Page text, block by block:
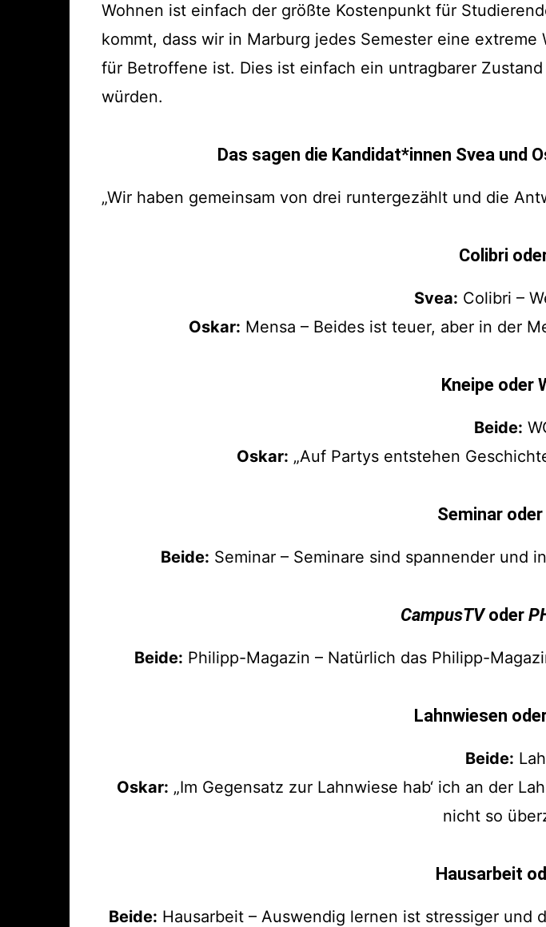
Wohnen ist einfach der größte Kostenpunkt für
kommt, dass wir in Marburg jedes Semester eine
für Betroffene ist. Dies ist einfach ein untragbarer
würden.
Das sagen die Kandidat*innen Svea und
„Wir haben gemeinsam von drei runtergezählt und die
Colibri
Svea: Colibri –
Oskar: Mensa – Beides ist teuer, aber in der
Kneipe oder
Beide:
Oskar: „Auf Partys entstehen
Seminar
Beide: Seminar – Seminare sind spannender und
CampusTVoder
Beide: Philipp-Magazin – Natürlich das Philipp-
Lahnwiesen
Beide:
Oskar: „Im Gegensatz zur Lahnwiese hab‘ ich an der
nicht so
Hausarbeit
Beide: Hausarbeit – Auswendig lernen ist stressiger